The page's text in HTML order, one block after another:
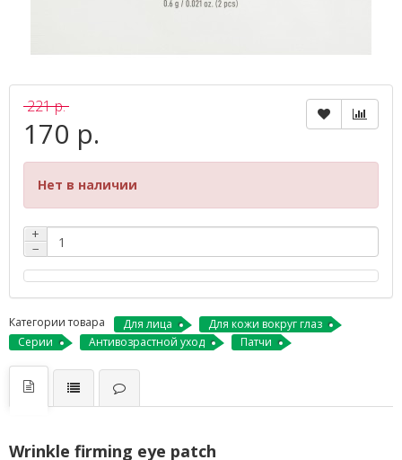
221 р.
170 р.
Нет в наличии
+
−
Категории товара Для лица
Для кожи вокруг глаз
Серии
Антивозрастной уход Патчи
Wrinkle firming eye patch